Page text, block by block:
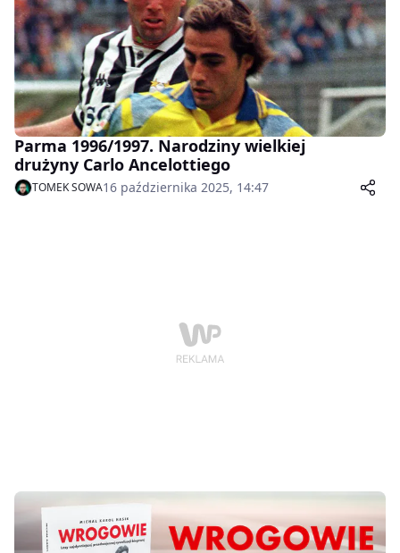
Parma 1996/1997. Narodziny wielkiej
drużyny Carlo Ancelottiego
TOMEK SOWA16 października 2025, 14:47